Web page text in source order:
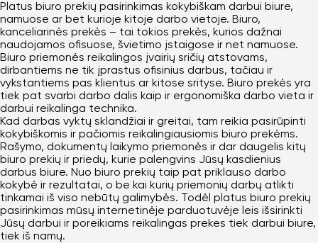
Platus biuro prekių pasirinkimas kokybiškam darbui biure,
namuose ar bet kurioje kitoje darbo vietoje. Biuro,
kanceliarinės prekės – tai tokios prekės, kurios dažnai
naudojamos ofisuose, švietimo įstaigose ir net namuose.
Biuro priemonės reikalingos įvairių sričių atstovams,
dirbantiems ne tik įprastus ofisinius darbus, tačiau ir
vykstantiems pas klientus ar kitose srityse. Biuro prekės yra
tiek pat svarbi darbo dalis kaip ir ergonomiška darbo vieta ir
darbui reikalinga technika.
Kad darbas vyktų sklandžiai ir greitai, tam reikia pasirūpinti
kokybiškomis ir pačiomis reikalingiausiomis biuro prekėms.
Rašymo, dokumentų laikymo priemonės ir dar daugelis kitų
biuro prekių ir priedų, kurie palengvins Jūsų kasdienius
darbus biure. Nuo biuro prekių taip pat priklauso darbo
kokybė ir rezultatai, o be kai kurių priemonių darbų atlikti
tinkamai iš viso nebūtų galimybės. Todėl platus biuro prekių
pasirinkimas mūsų internetinėje parduotuvėje leis išsirinkti
Jūsų darbui ir poreikiams reikalingas prekes tiek darbui biure,
tiek iš namų.